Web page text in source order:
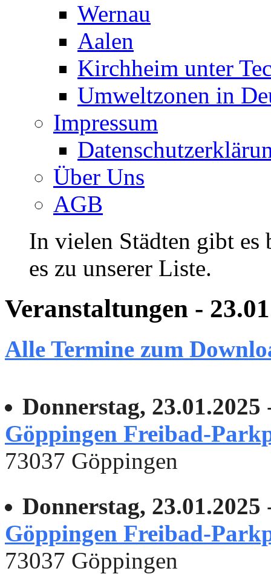
Wernau
Aalen
Kirchheim unter
Umweltzonen in
Impressum
Über Uns
AGB
In vielen Städten gibt es
es zu unserer Liste.
Veranstaltungen -
Alle Termine zum
Donnerstag, 23.01.2025
Göppingen Freibad-
73037 Göppingen
Donnerstag, 23.01.2025
Göppingen Freibad-
73037 Göppingen